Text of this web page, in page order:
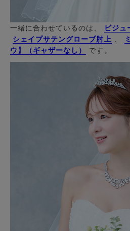
一緒に合わせているのは、 ビジュ
シェイプサテングローブ肘上 、
ウ】（ギャザーなし）
です。